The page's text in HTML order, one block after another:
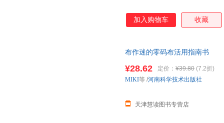
加入购物车 收藏
布作迷的零码布活用指南书
¥28.62 定价： ¥39.80 (7.2折)
天津慧读图书专营店
MIKI等 /河南科学技术出版社